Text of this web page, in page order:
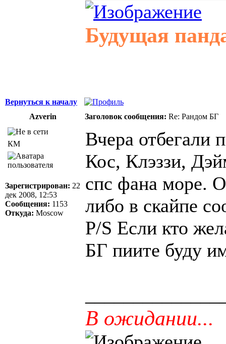
Будущая
Вернуться к началу
Azverin
Заголовок сообщения: Re: Рандом БГ
КМ
Зарегистрирован: 22
дек 2008, 12:53
Сообщения: 1153
Откуда: Moscow
Вчера отбегали
Кос, Клэззи,
спс фана море.
либо в скайпе
P/S Если кто
БГ пиите буду
В ожидании...